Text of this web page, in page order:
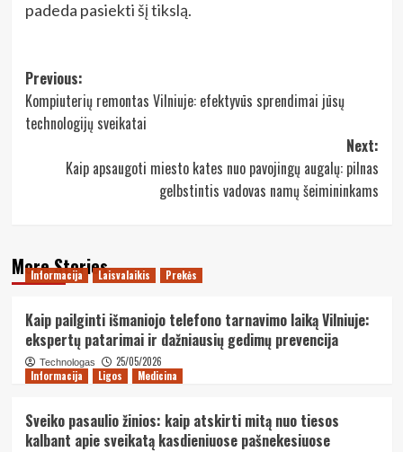
padeda pasiekti šį tikslą.
Post
navigation
Previous:
Kompiuterių remontas Vilniuje: efektyvūs sprendimai jūsų
technologijų sveikatai
Next:
Kaip apsaugoti miesto kates nuo pavojingų augalų: pilnas
gelbstintis vadovas namų šeimininkams
More Stories
Informacija Laisvalaikis Prekės
Kaip pailginti išmaniojo telefono tarnavimo laiką Vilniuje:
ekspertų patarimai ir dažniausių gedimų prevencija
Technologas
25/05/2026
Informacija
Ligos Medicina
Sveiko pasaulio žinios: kaip atskirti mitą nuo tiesos
kalbant apie sveikatą kasdieniuose pašnekesiuose